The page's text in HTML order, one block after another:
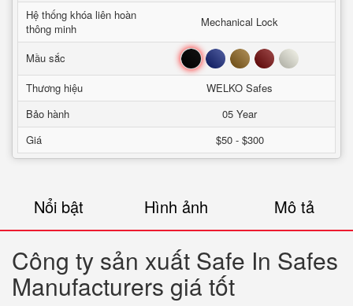
Hệ thống khóa liên hoàn
thông minh
Mechanical Lock
Mầu sắc Đen Xanh Nâu Đỏ Trắng
Thương hiệu
WELKO Safes
Bảo hành
05 Year
Giá
$50 - $300
Nổi bật Hình ảnh Mô tả
Công ty sản xuất Safe In Safes
Manufacturers giá tốt